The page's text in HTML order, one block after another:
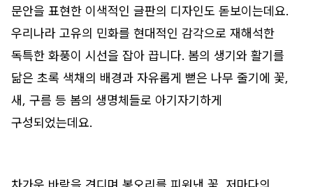
문안을 표현한 이색적인 글판의 디자인도 돋보이는데요.
우리나라 고유의 민화를 현대적인 감각으로 재해석한
독특한 화풍이 시선을 잡아 끕니다. 봄의 생기와 활기를
닮은 초록 색채의 배경과 자유롭게 뻗은 나무 줄기에 꽃,
새, 구름 등 봄의 생명체들로 아기자기하게
구성되었는데요.